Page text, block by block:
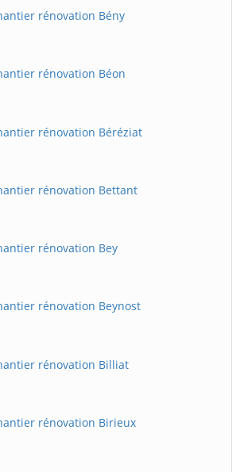
rénovation Bény
rénovation Béon
rénovation Béréziat
rénovation Bettant
rénovation Bey
rénovation Beynost
rénovation Billiat
rénovation Birieux